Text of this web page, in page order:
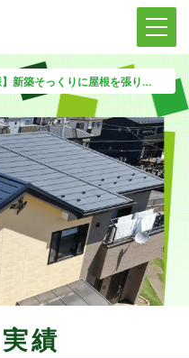
【野田市 T様】新築そっくりに屋根を張り替え、外壁多彩色塗装
実績